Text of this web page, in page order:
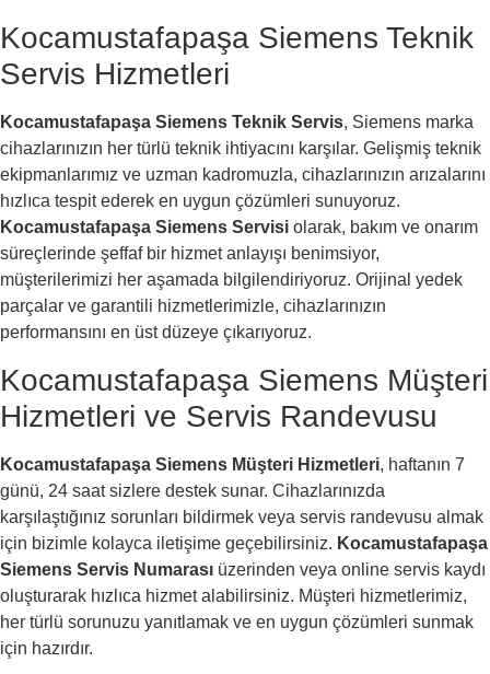
Kocamustafapaşa Siemens Teknik
Servis Hizmetleri
Kocamustafapaşa Siemens Teknik Servis, Siemens marka
cihazlarınızın her türlü teknik ihtiyacını karşılar. Gelişmiş teknik
ekipmanlarımız ve uzman kadromuzla, cihazlarınızın arızalarını
hızlıca tespit ederek en uygun çözümleri sunuyoruz.
Kocamustafapaşa Siemens Servisi olarak, bakım ve onarım
süreçlerinde şeffaf bir hizmet anlayışı benimsiyor,
müşterilerimizi her aşamada bilgilendiriyoruz. Orijinal yedek
parçalar ve garantili hizmetlerimizle, cihazlarınızın
performansını en üst düzeye çıkarıyoruz.
Kocamustafapaşa Siemens Müşteri
Hizmetleri ve Servis Randevusu
Kocamustafapaşa Siemens Müşteri Hizmetleri, haftanın 7
günü, 24 saat sizlere destek sunar. Cihazlarınızda
karşılaştığınız sorunları bildirmek veya servis randevusu almak
için bizimle kolayca iletişime geçebilirsiniz. Kocamustafapaşa
Siemens Servis Numarası üzerinden veya online servis kaydı
oluşturarak hızlıca hizmet alabilirsiniz. Müşteri hizmetlerimiz,
her türlü sorunuzu yanıtlamak ve en uygun çözümleri sunmak
için hazırdır.